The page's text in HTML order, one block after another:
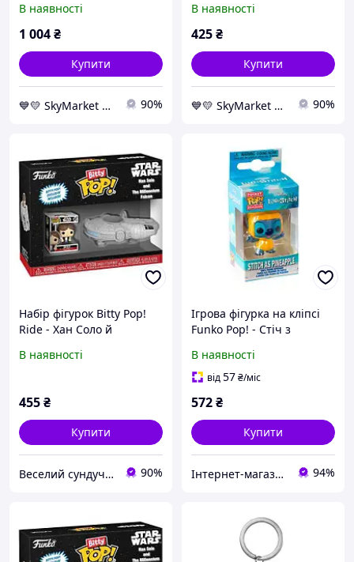
Різнобарвний
В наявності
1 004₴
Купити
💙💛 SkyMarket ⭐️⭐️⭐️⭐️⭐️ 90%
ДЕМОНІВ" K-POP - МІРА
Комбінований
В наявності
425₴
Купити
💙💛 SkyMarket ⭐️⭐️⭐️⭐️⭐️ 90%
Набір фігурок Bitty Pop!
Ride - Хан Соло й
В наявності
455₴
Купити
Веселий сундучок 90%
Ігрова фігурка на кліпсі
Funko Pop! - Стіч з
В наявності
від57₴/міс
572₴
Купити
Інтернет-магазин срібних прикрас "Талісман" 94%